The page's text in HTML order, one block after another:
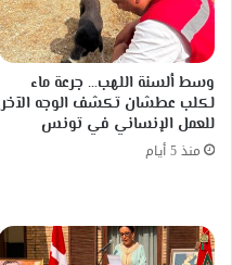
وسط ألسنة اللهب… جرعة ماء
لكلب عطشان تكشف الوجه الآخر
للعمل الإنساني في تونس
منذ 5 أيام